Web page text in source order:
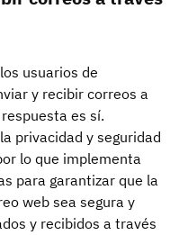
usuarios de
y recibir correos a
es sí.
privacidad y seguridad
lo que implementa
para garantizar que la
web sea segura y
y recibidos a través